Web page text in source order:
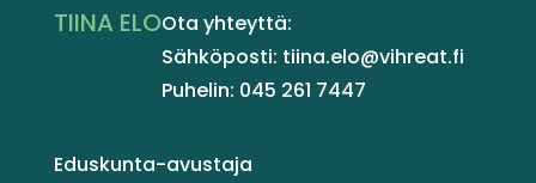
TIINA ELOOta yhteyttä:
Sähköposti: tiina.elo@vihreat.fi
Puhelin: 045 261 7447
Eduskunta-avustaja